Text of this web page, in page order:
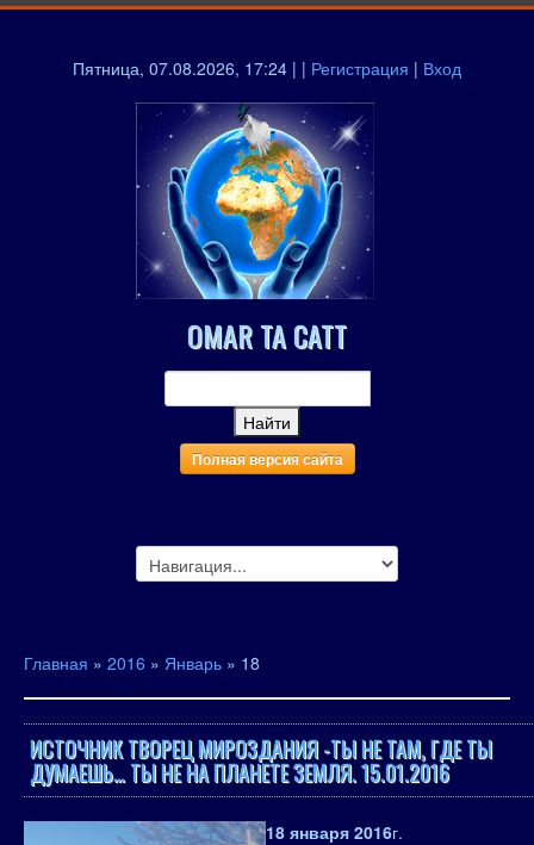
Пятница, 07.08.2026, 17:24 | | Регистрация | Вход
OMAR TA CATT
Полная версия сайта
Главная » 2016 » Январь » 18
ИСТОЧНИК ТВОРЕЦ МИРОЗДАНИЯ -ТЫ НЕ ТАМ, ГДЕ ТЫ
ДУМАЕШЬ… ТЫ НЕ НА ПЛАНЕТЕ ЗЕМЛЯ. 15.01.2016
18 января 2016г.